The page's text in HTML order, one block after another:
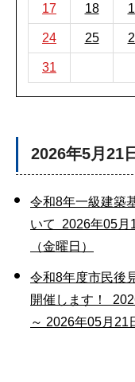
17 18
24 25
31
2026年5月21
令和8年一級建築
いて 2026年05月
（金曜日）
令和8年度市民後
開催します！
～ 2026年05月21